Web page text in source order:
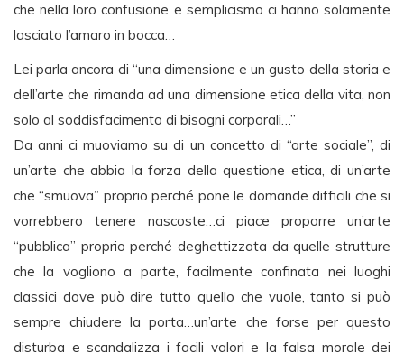
che nella loro confusione e semplicismo ci hanno solamente
lasciato l’amaro in bocca…
Lei parla ancora di “una dimensione e un gusto della storia e
dell’arte che rimanda ad una dimensione etica della vita, non
solo al soddisfacimento di bisogni corporali…”
Da anni ci muoviamo su di un concetto di “arte sociale”, di
un’arte che abbia la forza della questione etica, di un’arte
che “smuova” proprio perché pone le domande difficili che si
vorrebbero tenere nascoste…ci piace proporre un’arte
“pubblica” proprio perché deghettizzata da quelle strutture
che la vogliono a parte, facilmente confinata nei luoghi
classici dove può dire tutto quello che vuole, tanto si può
sempre chiudere la porta…un’arte che forse per questo
disturba e scandalizza i facili valori e la falsa morale dei